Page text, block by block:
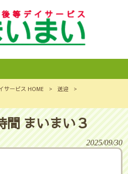
サービス HOME > 送迎
>
間 まいまい３
2025/09/30